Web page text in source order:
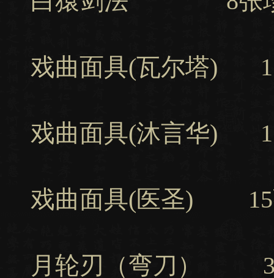
戏曲面具(瓦尔塔)
戏曲面具(沐言华)
戏曲面具(医圣) 15
月轮刃（弯刀） 3